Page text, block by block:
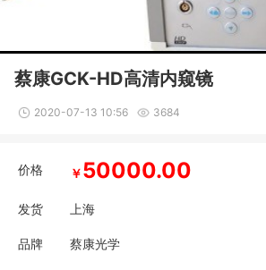
蔡康GCK-HD高清内窥镜
2020-07-13 10:56 3684
价格 ￥50000.00
发货 上海
品牌 蔡康光学